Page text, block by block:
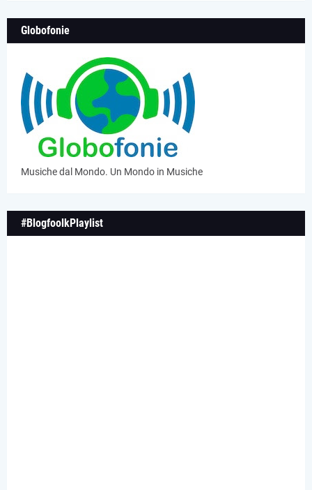
Globofonie
Musiche dal Mondo. Un Mondo in Musiche
#BlogfoolkPlaylist